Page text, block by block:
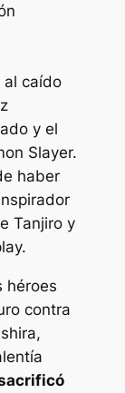
al caído
y el
Slayer.
haber
Tanjiro y
héroes
contra